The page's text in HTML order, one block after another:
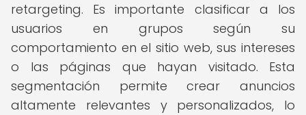
retargeting. Es importante clasificar a los
usuarios en grupos según su
comportamiento en el sitio web, sus intereses
o las páginas que hayan visitado. Esta
segmentación permite crear anuncios
altamente relevantes y personalizados, lo